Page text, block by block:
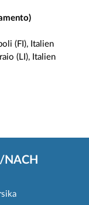
(FI), Italien
(LI), Italien
NACH